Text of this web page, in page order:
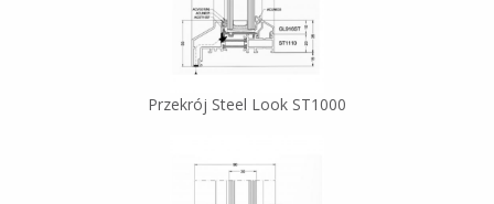
Przekrój Steel Look ST1000